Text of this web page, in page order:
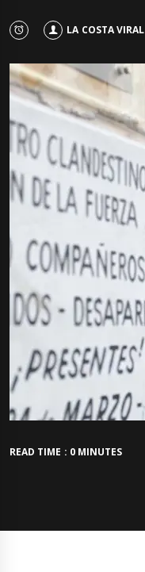
LA COSTA VIRAL
READ TIME : 0 MINUTES